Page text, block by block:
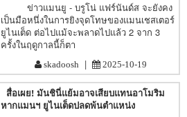
ข่าวแมนยู - บรูโน่ แฟร์นันด์ส จะยังคง
เป็นมือหนึ่งในการยิงจุดโทษของแมนเชสเตอร์
ยูไนเต็ด ต่อไปแม้จะพลาดไปแล้ว 2 จาก 3
ครั้งในฤดูกาลนี้ก็ตา
skadoosh | 2025-10-19
สื่อเผย! มันชินี่แย้มอาจเสียบแทนอาโมริม
หากแมนฯ ยูไนเต็ดปลดพ้นตำแหน่ง